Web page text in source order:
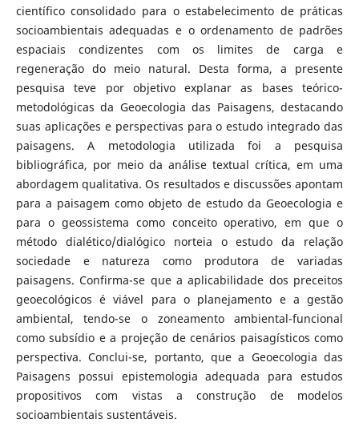
científico consolidado para o estabelecimento de práticas
socioambientais adequadas e o ordenamento de padrões
espaciais condizentes com os limites de carga e
regeneração do meio natural. Desta forma, a presente
pesquisa teve por objetivo explanar as bases teórico-
metodológicas da Geoecologia das Paisagens, destacando
suas aplicações e perspectivas para o estudo integrado das
paisagens. A metodologia utilizada foi a pesquisa
bibliográfica, por meio da análise textual crítica, em uma
abordagem qualitativa. Os resultados e discussões apontam
para a paisagem como objeto de estudo da Geoecologia e
para o geossistema como conceito operativo, em que o
método dialético/dialógico norteia o estudo da relação
sociedade e natureza como produtora de variadas
paisagens. Confirma-se que a aplicabilidade dos preceitos
geoecológicos é viável para o planejamento e a gestão
ambiental, tendo-se o zoneamento ambiental-funcional
como subsídio e a projeção de cenários paisagísticos como
perspectiva. Conclui-se, portanto, que a Geoecologia das
Paisagens possui epistemologia adequada para estudos
propositivos com vistas a construção de modelos
socioambientais sustentáveis.